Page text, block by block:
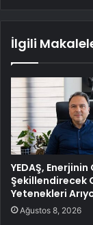
İlgili
YEDAŞ,
Şekillendirecek
Yetenekleri
Ağustos 8, 2026